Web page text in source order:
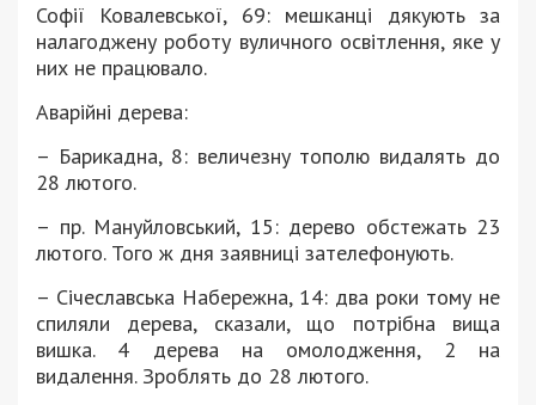
Софії Ковалевської, 69: мешканці дякують за
налагоджену роботу вуличного освітлення, яке у
них не працювало.
Аварійні дерева:
– Барикадна, 8: величезну тополю видалять до
28 лютого.
– пр. Мануйловський, 15: дерево обстежать 23
лютого. Того ж дня заявниці зателефонують.
– Січеславська Набережна, 14: два роки тому не
спиляли дерева, сказали, що потрібна вища
вишка. 4 дерева на омолодження, 2 на
видалення. Зроблять до 28 лютого.